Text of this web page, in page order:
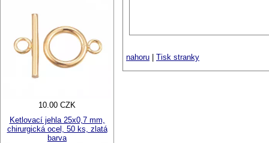
nahoru Tisk stranky
10.00 CZK
Ketlovací jehla 25x0,7 mm,
chirurgická ocel, 50 ks, zlatá
barva